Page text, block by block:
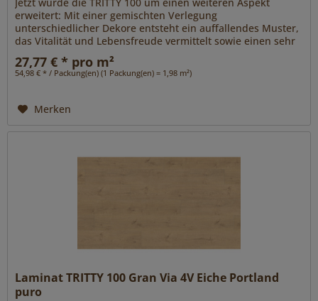
erweitert: Mit einer gemischten Verlegung
unterschiedlicher Dekore entsteht ein auffallendes Muster,
das Vitalität und Lebensfreude vermittelt sowie einen sehr
27,77 € * pro m²
54,98 € * / Packung(en) (1 Packung(en) = 1,98 m²)
Merken
Laminat TRITTY 100 Gran Via 4V Eiche Portland
puro